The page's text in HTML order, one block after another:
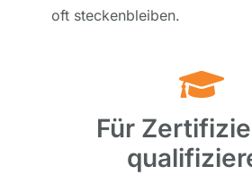
oft steckenbleiben.
Für